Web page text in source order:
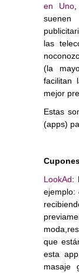
en Uno
las
(la
facilitan
mejor
Estas
(apps)
LookAd:
que
esta
masaje